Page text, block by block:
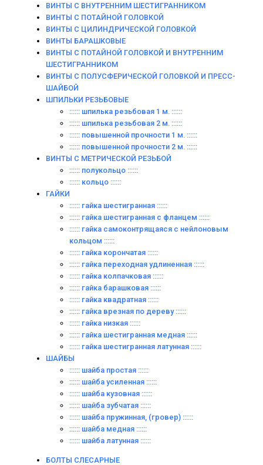
ВИНТЫ С ВНУТРЕННИМ ШЕСТИГРАННИКОМ
ВИНТЫ С ПОТАЙНОЙ ГОЛОВКОЙ
ВИНТЫ С ЦИЛИНДРИЧЕСКОЙ ГОЛОВКОЙ
ВИНТЫ БАРАШКОВЫЕ
ВИНТЫ С ПОТАЙНОЙ ГОЛОВКОЙ И ВНУТРЕННИМ
ШЕСТИГРАННИКОМ
ВИНТЫ С ПОЛУСФЕРИЧЕСКОЙ ГОЛОВКОЙ И ПРЕСС-
ШАЙБОЙ
ШПИЛЬКИ РЕЗЬБОВЫЕ
:::::: шпилька резьбовая 1 м. ::::::
:::::: шпилька резьбовая 2 м. ::::::
:::::: повышенной прочности 1 м. ::::::
:::::: повышенной прочности 2 м. ::::::
ВИНТЫ C МЕТРИЧЕСКОЙ РЕЗЬБОЙ
:::::: полукольцо ::::::
:::::: кольцо ::::::
ГАЙКИ
:::::: гайка шестигранная ::::::
:::::: гайка шестигранная с фланцем ::::::
:::::: гайка самоконтрящаяся с нейлоновым
кольцом ::::::
:::::: гайка корончатая ::::::
:::::: гайка переходная удлиненная ::::::
:::::: гайка колпачковая ::::::
:::::: гайка барашковая ::::::
:::::: гайка квадратная ::::::
:::::: гайка врезная по дереву ::::::
:::::: гайка низкая ::::::
:::::: гайка шестигранная медная ::::::
:::::: гайка шестигранная латунная ::::::
ШАЙБЫ
:::::: шайба простая ::::::
:::::: шайба усиленная ::::::
:::::: шайба кузовная ::::::
:::::: шайба зубчатая ::::::
:::::: шайба пружинная, (гровер) ::::::
:::::: шайба медная ::::::
:::::: шайба латунная ::::::
БОЛТЫ СЛЕСАРНЫЕ